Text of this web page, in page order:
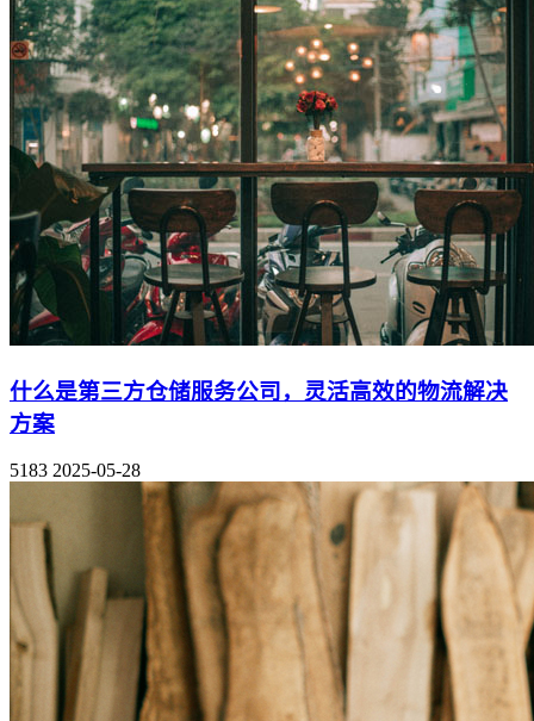
什么是第三方仓储服务公司，灵活高效的物流解决
方案
5183 2025-05-28